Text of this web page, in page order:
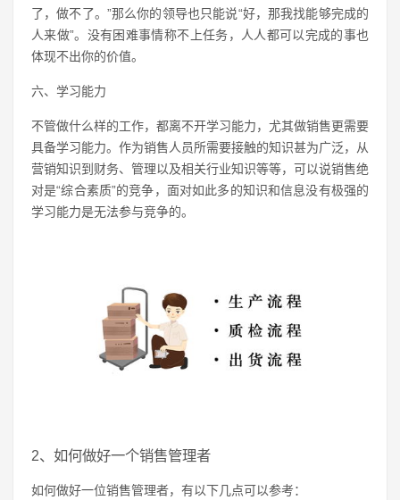
了，做不了。”那么你的领导也只能说“好，那我找能够完成的
人来做”。没有困难事情称不上任务，人人都可以完成的事也
体现不出你的价值。
六、学习能力
不管做什么样的工作，都离不开学习能力，尤其做销售更需要
具备学习能力。作为销售人员所需要接触的知识甚为广泛，从
营销知识到财务、管理以及相关行业知识等等，可以说销售绝
对是“综合素质”的竞争，面对如此多的知识和信息没有极强的
学习能力是无法参与竞争的。
2、如何做好一个销售管理者
如何做好一位销售管理者，有以下几点可以参考：